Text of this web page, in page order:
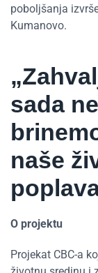
poboljšanja
Kumanovo.
sada
naše
O projektu
Projekat CBC-a